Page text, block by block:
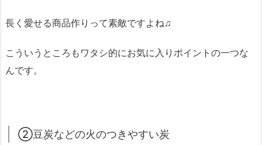
長く愛せる商品作りって素敵ですよね♫
こういうところもワタシ的にお気に入りポイントの一つな
んです。
②豆炭などの火のつきやすい炭